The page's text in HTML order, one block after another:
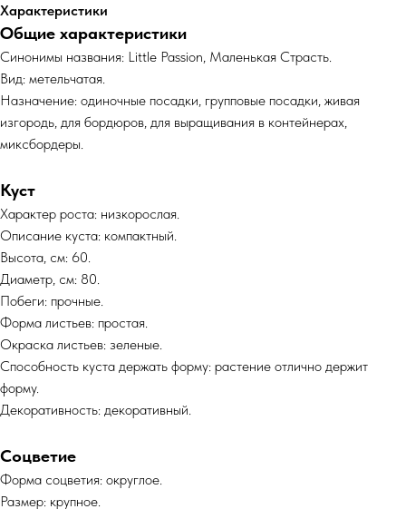
Характеристики
Общие характеристики
Синонимы названия: Little Passion, Маленькая Страсть.
Вид: метельчатая.
Назначение: одиночные посадки, групповые посадки, живая
изгородь, для бордюров, для выращивания в контейнерах,
миксбордеры.
Куст
Характер роста: низкорослая.
Описание куста: компактный.
Высота, см: 60.
Диаметр, см: 80.
Побеги: прочные.
Форма листьев: простая.
Окраска листьев: зеленые.
Способность куста держать форму: растение отлично держит
форму.
Декоративность: декоративный.
Соцветие
Форма соцветия: округлое.
Размер: крупное.